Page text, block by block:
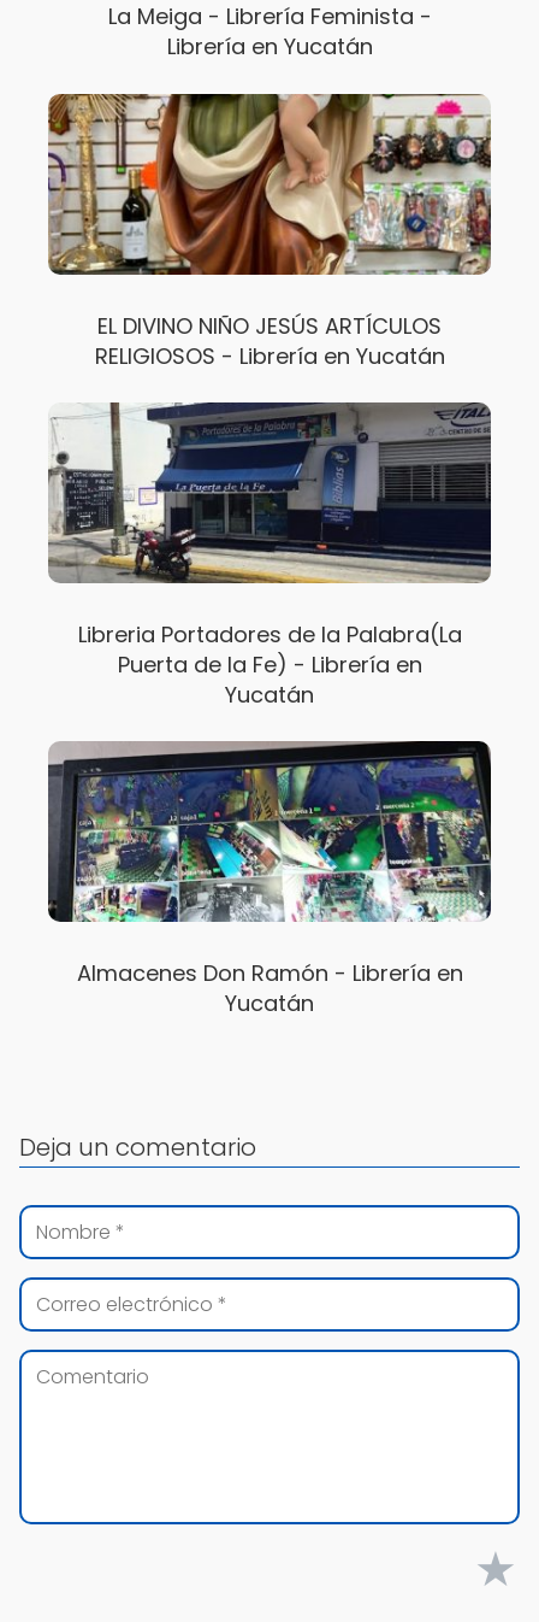
La Meiga - Librería Feminista -
Librería en Yucatán
EL DIVINO NIÑO JESÚS ARTÍCULOS
RELIGIOSOS - Librería en Yucatán
Libreria Portadores de la Palabra(La
Puerta de la Fe) - Librería en
Yucatán
Almacenes Don Ramón - Librería en
Yucatán
Deja un comentario
★